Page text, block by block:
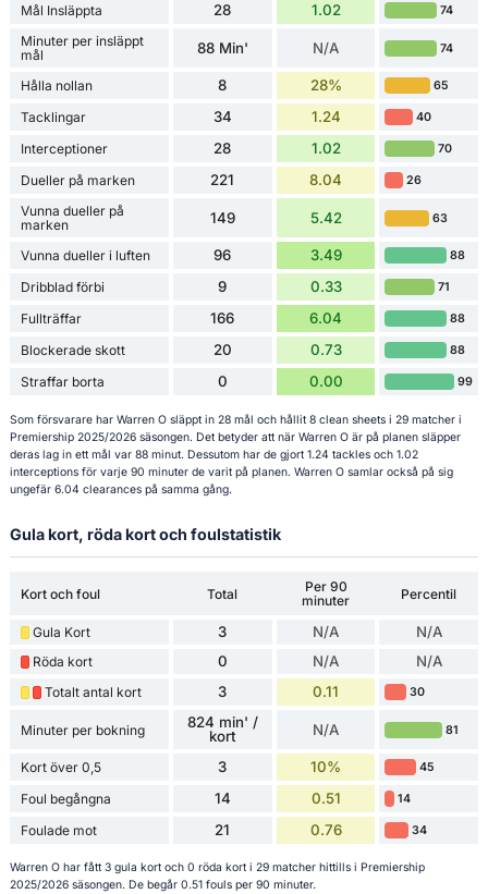
Mål Insläppta 28 1.02 74
Minuter per insläppt
mål
88 Min' N/A 74
Hålla nollan 8 28% 65
Tacklingar 34 1.24 40
Interceptioner 28 1.02 70
Dueller på marken 221 8.04 26
Vunna dueller på
marken
149 5.42 63
Vunna dueller i luften 96 3.49 88
Dribblad förbi 9 0.33 71
Fullträffar 166 6.04 88
Blockerade skott 20 0.73 88
Straffar borta 0 0.00 99
Som försvarare har Warren O släppt in 28 mål och hållit 8 clean sheets i 29 matcher i
Premiership 2025/2026 säsongen. Det betyder att när Warren O är på planen släpper
deras lag in ett mål var 88 minut. Dessutom har de gjort 1.24 tackles och 1.02
interceptions för varje 90 minuter de varit på planen. Warren O samlar också på sig
ungefär 6.04 clearances på samma gång.
Gula kort, röda kort och foulstatistik
Kort och foul Total
Per 90
minuter
Percentil
Gula Kort 3 N/A N/A
Röda kort 0 N/A N/A
Totalt antal kort 3 0.11 30
Minuter per bokning
824 min' /
kort
N/A 81
Kort över 0,5 3 10% 45
Foul begångna 14 0.51 14
Foulade mot 21 0.76 34
Warren O har fått 3 gula kort och 0 röda kort i 29 matcher hittills i Premiership
2025/2026 säsongen. De begår 0.51 fouls per 90 minuter.